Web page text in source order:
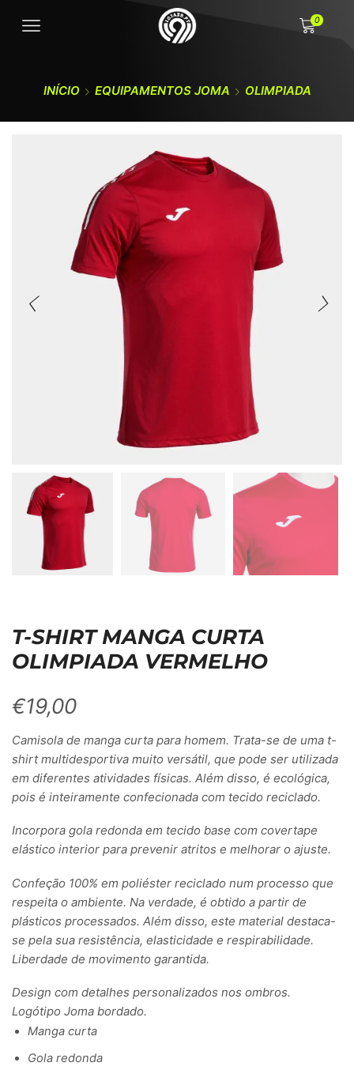
0
INÍCIO EQUIPAMENTOS JOMA OLIMPIADA
T-SHIRT MANGA CURTA
OLIMPIADA VERMELHO
€19,00
Camisola de manga curta para homem. Trata-se de uma t-
shirt multidesportiva muito versátil, que pode ser utilizada
em diferentes atividades físicas. Além disso, é ecológica,
pois é inteiramente confecionada com tecido reciclado.
Incorpora gola redonda em tecido base com covertape
elástico interior para prevenir atritos e melhorar o ajuste.
Confeção 100% em poliéster reciclado num processo que
respeita o ambiente. Na verdade, é obtido a partir de
plásticos processados. Além disso, este material destaca-
se pela sua resistência, elasticidade e respirabilidade.
Liberdade de movimento garantida.
Design com detalhes personalizados nos ombros.
Logótipo Joma bordado.
Manga curta
Gola redonda